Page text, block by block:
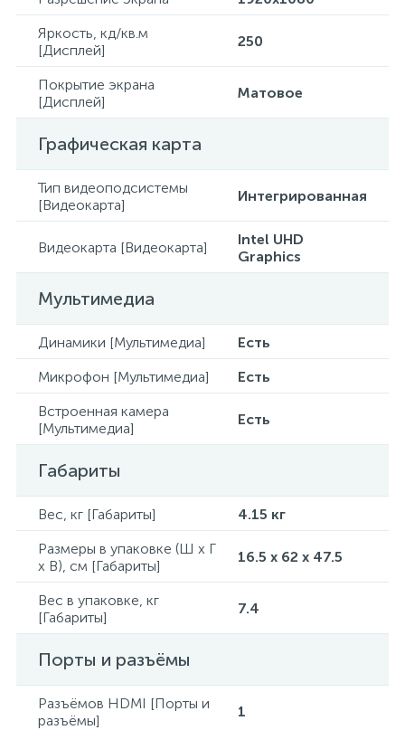
Яркость, кд/кв.м
[Дисплей]
250
Покрытие экрана
[Дисплей]
Матовое
Графическая карта
Тип видеоподсистемы
[Видеокарта]
Интегрированная
Видеокарта [Видеокарта]
Intel UHD
Graphics
Мультимедиа
Динамики [Мультимедиа]
Есть
Микрофон [Мультимедиа]
Есть
Встроенная камера
[Мультимедиа]
Есть
Габариты
Вес, кг [Габариты]
4.15 кг
Размеры в упаковке (Ш x Г
x В), см [Габариты]
16.5 x 62 x 47.5
Вес в упаковке, кг
[Габариты]
7.4
Порты и разъёмы
Разъёмов HDMI [Порты и
разъёмы]
1